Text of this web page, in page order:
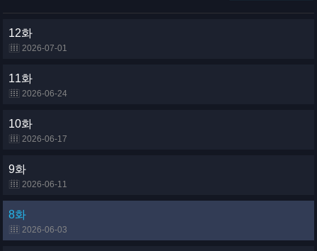
12화
2026-07-01
11화
2026-06-24
10화
2026-06-17
9화
2026-06-11
8화
2026-06-03